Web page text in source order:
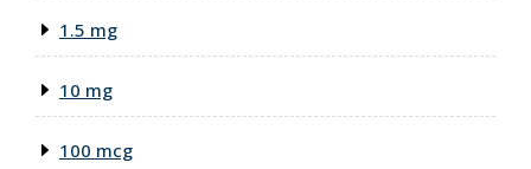
1.5 mg
10 mg
100 mcg